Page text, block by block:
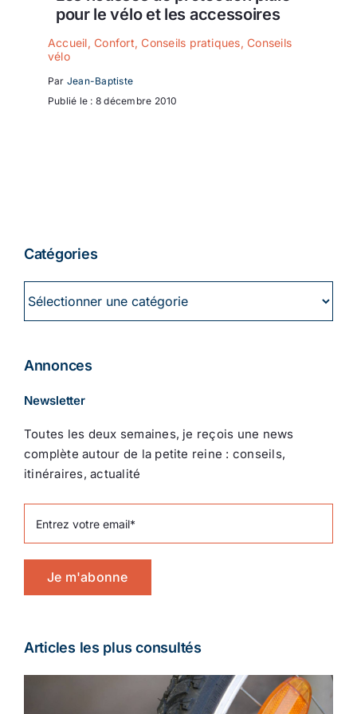
pour le vélo et les accessoires
Accueil,Confort,Conseils pratiques,Conseils
vélo
Par Jean-Baptiste
Publié le : 8 décembre 2010
Catégories
Annonces
Newsletter
Toutes les deux semaines, je reçois une news
complète autour de la petite reine : conseils,
itinéraires, actualité
Je m'abonne
Articles les plus consultés